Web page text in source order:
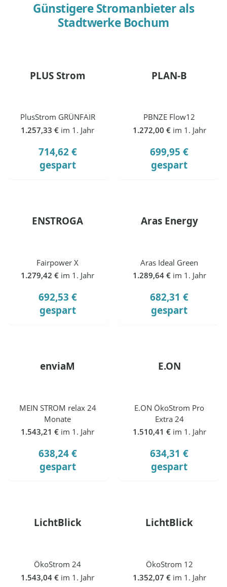
Günstigere Stromanbieter als
Stadtwerke Bochum
PLUS Strom
PlusStrom GRÜNFAIR
1.257,33 € im 1. Jahr
714,62 €
gespart
PLAN-B
PBNZE Flow12
1.272,00 € im 1. Jahr
699,95 €
gespart
ENSTROGA
Fairpower X
1.279,42 € im 1. Jahr
692,53 €
gespart
Aras Energy
Aras Ideal Green
1.289,64 € im 1. Jahr
682,31 €
gespart
enviaM
MEIN STROM relax 24
Monate
1.543,21 € im 1. Jahr
638,24 €
gespart
E.ON
E.ON ÖkoStrom Pro
Extra 24
1.510,41 € im 1. Jahr
634,31 €
gespart
LichtBlick
ÖkoStrom 24
1.543,04 € im 1. Jahr
LichtBlick
ÖkoStrom 12
1.352,07 € im 1. Jahr